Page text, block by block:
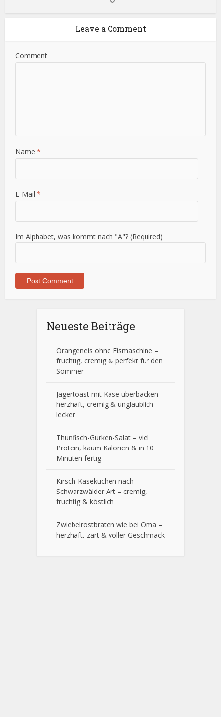
Leave a Comment
Comment
Name*
E-Mail*
Im Alphabet, was kommt nach "A"? (Required)
Neueste Beiträge
Orangeneis ohne Eismaschine –
fruchtig, cremig & perfekt für den
Sommer
Jägertoast mit Käse überbacken –
herzhaft, cremig & unglaublich
lecker
Thunfisch-Gurken-Salat – viel
Protein, kaum Kalorien & in 10
Minuten fertig
Kirsch-Käsekuchen nach
Schwarzwälder Art – cremig,
fruchtig & köstlich
Zwiebelrostbraten wie bei Oma –
herzhaft, zart & voller Geschmack